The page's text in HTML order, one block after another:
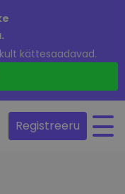
kättesaadavad.
Registreeru